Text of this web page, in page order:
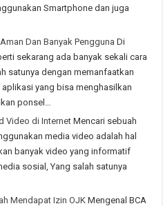
Smartphone dan juga
Dan Banyak Pengguna Di
sekarang ada banyak sekali cara
satunya dengan memanfaatkan
yang bisa menghasilkan
ponsel…
Video di Internet Mencari sebuah
media video adalah hal
banyak video yang informatif
sosial, Yang salah satunya
Mendapat Izin OJK Mengenal BCA